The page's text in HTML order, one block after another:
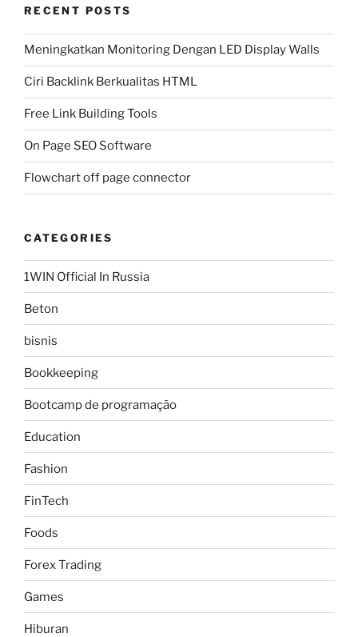
RECENT POSTS
Meningkatkan Monitoring Dengan LED Display Walls
Ciri Backlink Berkualitas HTML
Free Link Building Tools
On Page SEO Software
Flowchart off page connector
CATEGORIES
1WIN Official In Russia
Beton
bisnis
Bookkeeping
Bootcamp de programação
Education
Fashion
FinTech
Foods
Forex Trading
Games
Hiburan